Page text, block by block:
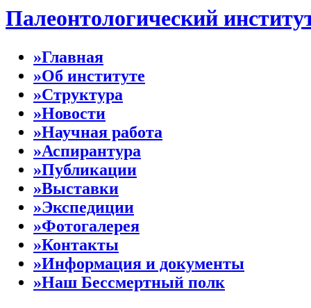
Палеонтологический
»Главная
»Об институте
»Структура
»Новости
»Научная работа
»Аспирантура
»Публикации
»Выставки
»Экспедиции
»Фотогалерея
»Контакты
»Информация и документы
»Наш Бессмертный полк